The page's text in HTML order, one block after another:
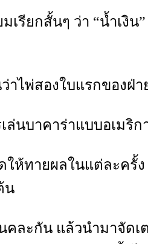
รียกสั้นๆ ว่า “น้ำเงิ
ไพ่สองใบแรกของฝ่า
นบาคาร่าแบบอเมริ
ห้ทายผลในแต่ละครั้
น
ะกัน แล้วนำมาจัดเ